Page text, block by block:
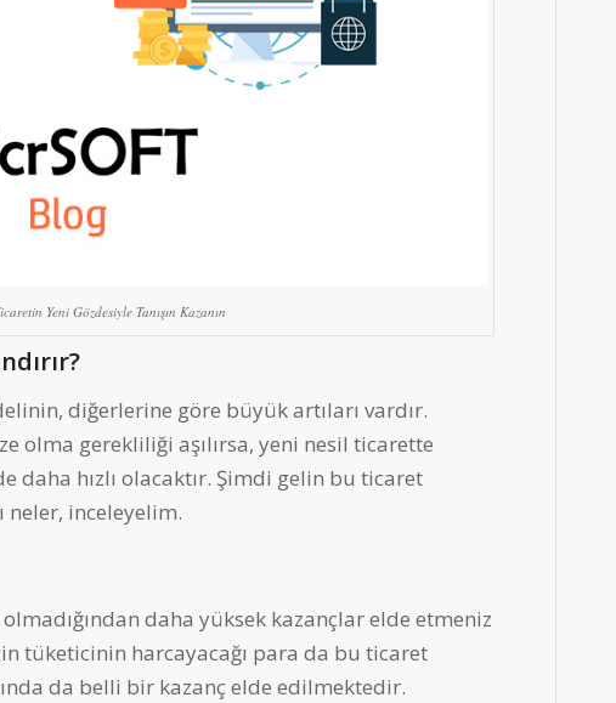
Yeni Gözdesiyle Tanışın Kazanın
diğerlerine göre büyük artıları vardır.
olma gerekliliği aşılırsa, yeni nesil ticarette
daha hızlı olacaktır. Şimdi gelin bu ticaret
neler, inceleyelim.
daha yüksek kazançlar elde etmeniz
tüketicinin harcayacağı para da bu ticaret
da belli bir kazanç elde edilmektedir.